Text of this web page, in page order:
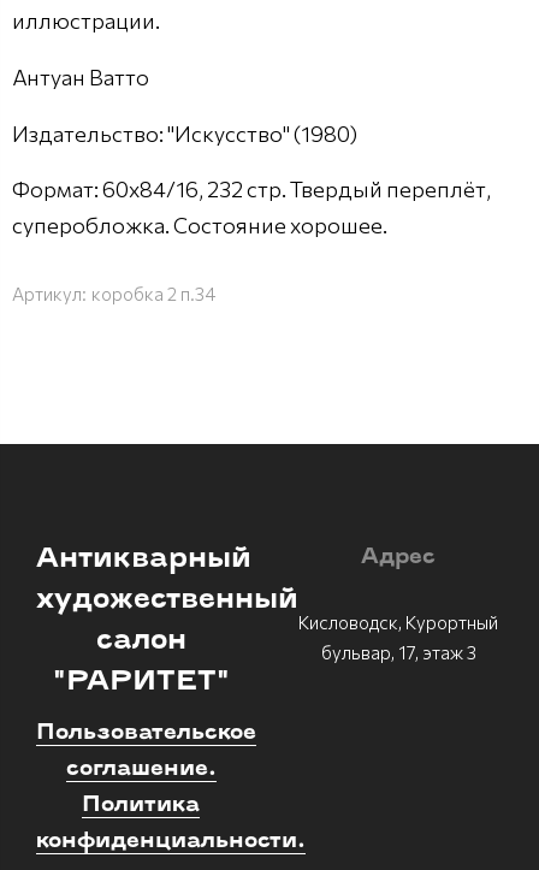
иллюстрации.
Антуан Ватто
Издательство: "Искусство" (1980)
Формат: 60x84/16, 232 стр. Твердый переплёт,
суперобложка. Состояние хорошее.
Артикул: коробка 2 п.34
Антикварный
художественный
салон
"РАРИТЕТ"
Пользовательское
соглашение.
Политика
конфиденциальности.
Адрес
Кисловодск, Курортный
бульвар, 17, этаж 3